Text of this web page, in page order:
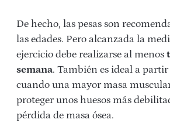
De hecho, las pesas son
las edades. Pero alcanzada la
ejercicio debe realizarse al menos
semana. También es ideal a
cuando una mayor masa
proteger unos huesos más
pérdida de masa ósea.